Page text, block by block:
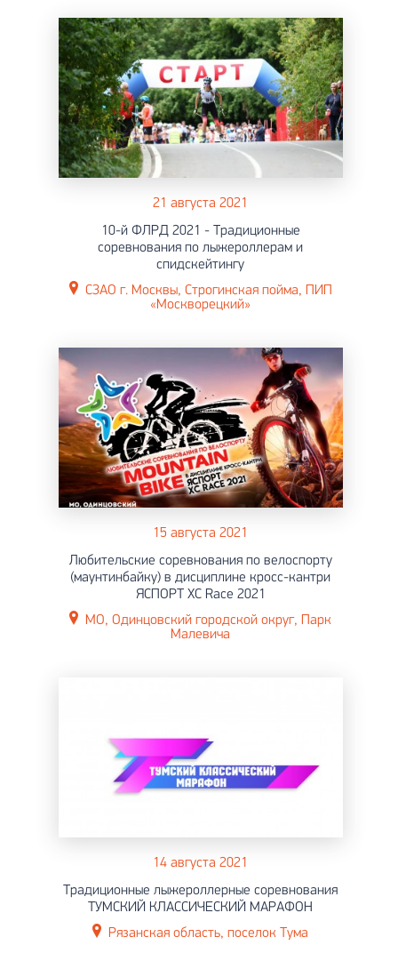
21 августа 2021
10-й ФЛРД 2021 - Традиционные
соревнования по лыжероллерам и
спидскейтингу
СЗАО г. Москвы, Строгинская пойма, ПИП
«Москворецкий»
15 августа 2021
Любительские соревнования по велоспорту
(маунтинбайку) в дисциплине кросс-кантри
ЯСПОРТ ХС Race 2021
МО, Одинцовский городской округ, Парк
Малевича
14 августа 2021
Традиционные лыжероллерные соревнования
ТУМСКИЙ КЛАССИЧЕСКИЙ МАРАФОН
Рязанская область, поселок Тума